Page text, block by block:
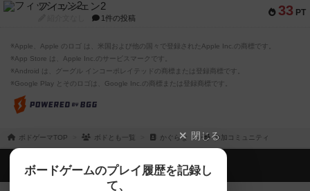
33 PT
フィッシェン2
1件の投稿
※Apple、Apple のロゴ は、米国および他の国々で登録されたApple Inc.の商標です。
※App Store は、Apple Inc.のサービスマークです。
※Android は、グーグル インコーポレイテッドの商標または登録商標です。
※Google Play とそのロゴは、Google Inc.の商標または登録商標です。
ボドゲーマTOP ボドとも一覧 かぐらな 参加コミュニティ
閉じる
ボードゲームのプレイ履歴を記録し
て、
ボドゲーマTOP